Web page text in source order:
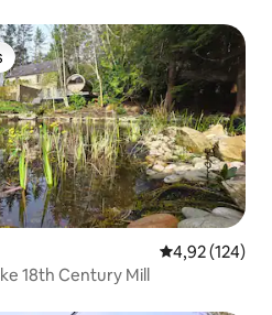
dos hóspedes
4,92 de uma
4,92 (124)
18th Century Mill